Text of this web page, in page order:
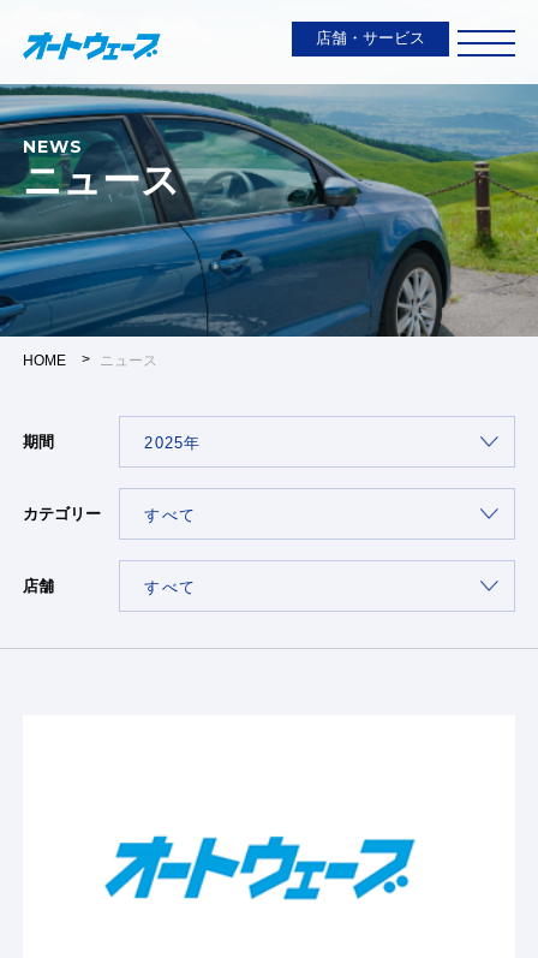
店舗・サービス
NEWS
ニュース
HOME ニュース
期間
カテゴリー
店舗